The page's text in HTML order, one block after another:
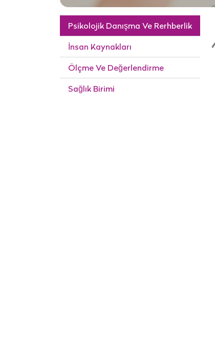
Psikolojik Danışma Ve Rerhberlik
İnsan Kaynakları
Ölçme Ve Değerlendirme
Sağlık Birimi